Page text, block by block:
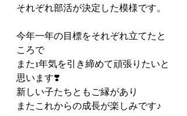
それぞれ部活が決定した模様です。
今年一年の目標をそれぞれ立てたと
ころで
また1年気を引き締めて頑張りたいと
思います❣️
新しい子たちともご縁があり
またこれからの成長が楽しみです♪